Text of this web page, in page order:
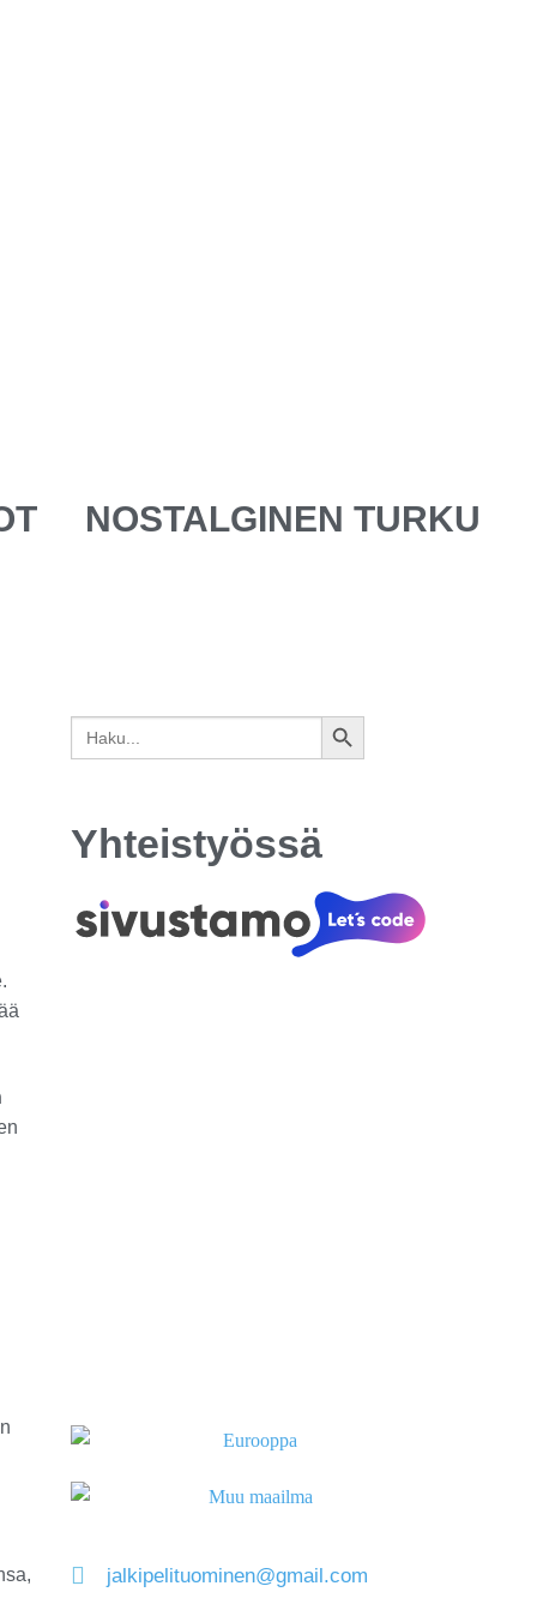
NOSTALGINEN TURKU
Search
for:
SEARCH
Yhteistyössä
jalkipelituominen@gmail.com